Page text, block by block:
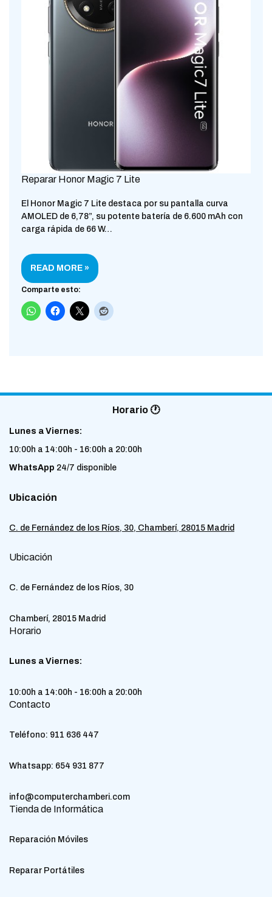
Reparar Honor Magic 7 Lite
El Honor Magic 7 Lite destaca por su pantalla curva
AMOLED de 6,78”, su potente batería de 6.600 mAh con
carga rápida de 66 W…
READ MORE »
Comparte esto:
Horario 🕐
Lunes a Viernes:
10:00h a 14:00h - 16:00h a 20:00h
WhatsApp 24/7 disponible
Ubicación
C. de Fernández de los Ríos, 30, Chamberí, 28015 Madrid
Ubicación
C. de Fernández de los Ríos, 30
Chamberí, 28015 Madrid
Horario
Lunes a Viernes:
10:00h a 14:00h - 16:00h a 20:00h
Contacto
Teléfono: 911 636 447
Whatsapp: 654 931 877
info@computerchamberi.com
Tienda de Informática
Reparación Móviles
Reparar Portátiles